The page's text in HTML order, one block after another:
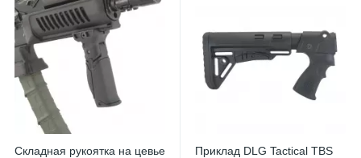
Складная рукоятка на цевье
Приклад DLG Tactical TBS